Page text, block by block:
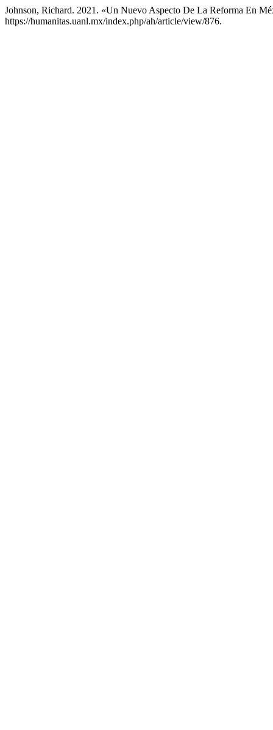
Johnson, Richard. 2021. «Un Nuevo Aspecto De La Reforma En
https://humanitas.uanl.mx/index.php/ah/article/view/876.